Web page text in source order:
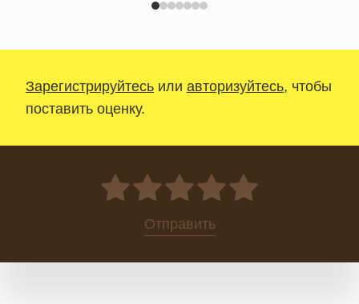
Зарегистрируйтесь или авторизуйтесь, чтобы
поставить оценку.
0
Отправить